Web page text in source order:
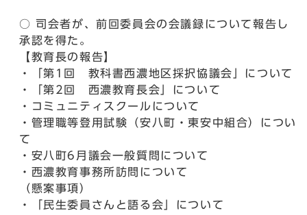
○ 司会者が、前回委員会の会議録について報告し
承認を得た。
【教育長の報告】
・「第1回 教科書西濃地区採択協議会」について
・「第2回 西濃教育長会」について
・コミュニティスクールについて
・管理職等登用試験（安八町・東安中組合）につい
て
・安八町6月議会一般質問について
・西濃教育事務所訪問について
（懸案事項）
・「民生委員さんと語る会」について